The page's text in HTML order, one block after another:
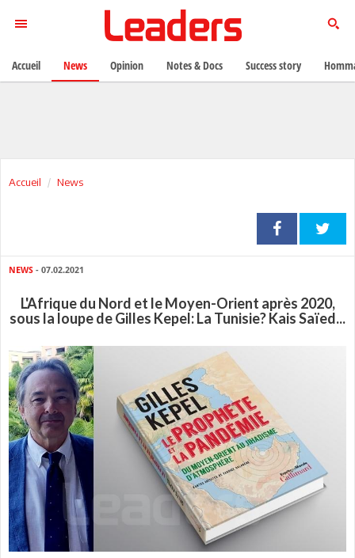
Accueil News
NEWS - 07.02.2021
L'Afrique du Nord et le Moyen-Orient après 2020,
sous la loupe de Gilles Kepel: La Tunisie? Kais Saïed...
Accueil News Opinion Notes & Docs Success story